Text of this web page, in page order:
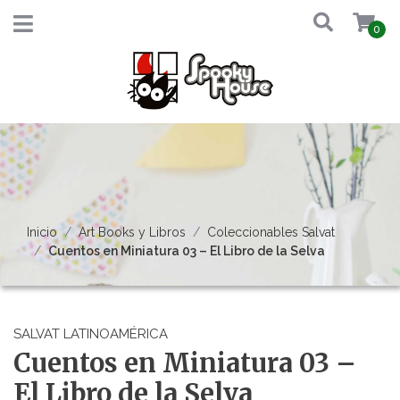
0
Inicio Art Books y Libros
Coleccionables Salvat
Cuentos en Miniatura 03 – El Libro de la Selva
SALVAT LATINOAMÉRICA
Cuentos en Miniatura 03 –